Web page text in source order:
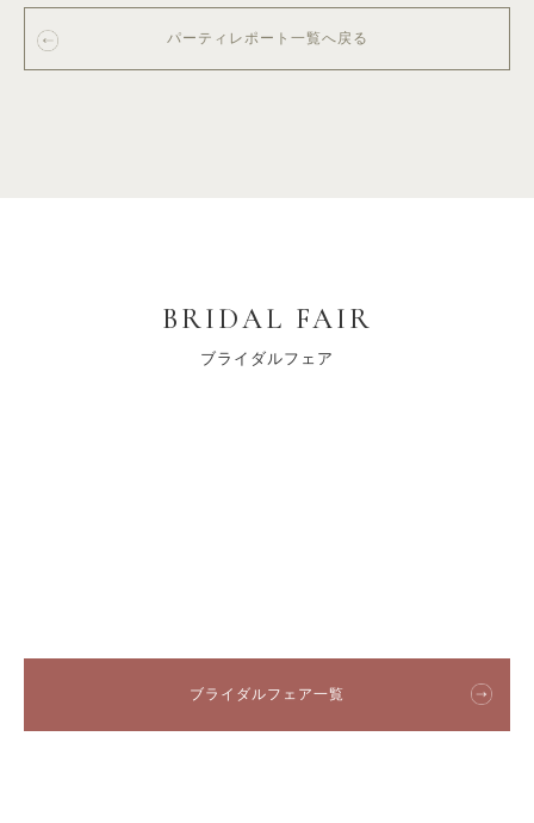
パーティレポート一覧へ戻る
BRIDAL FAIR
ブライダルフェア
ブライダルフェア一覧